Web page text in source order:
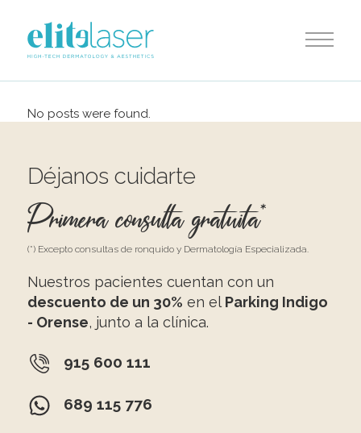
No posts were found.
Déjanos cuidarte
Primera consulta gratuita*
(*) Excepto consultas de ronquido y Dermatología Especializada.
Nuestros pacientes cuentan con un
descuento de un 30% en el Parking Indigo
- Orense, junto a la clínica.
915 600 111
689 115 776